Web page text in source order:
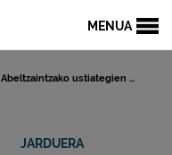
MENUA
Abeltzaintzako ustiategien ...
JARDUERA